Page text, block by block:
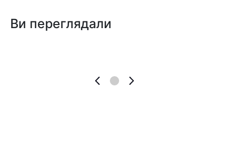
Ви переглядали